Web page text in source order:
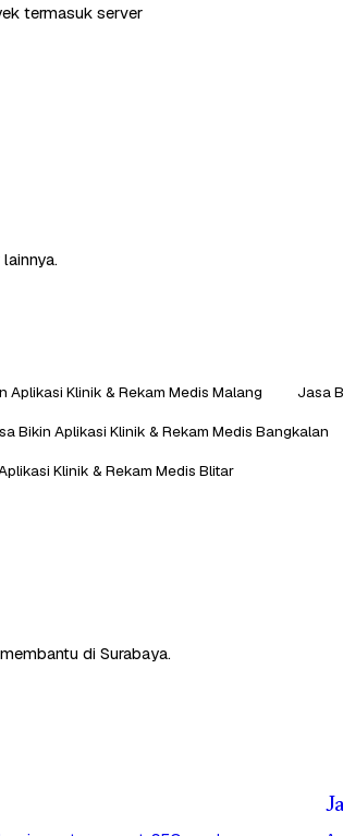
termasuk server
Aplikasi Klinik & Rekam Medis Malang
Jasa
Bikin Aplikasi Klinik & Rekam Medis Bangkalan
Klinik & Rekam Medis Blitar
di Surabaya.